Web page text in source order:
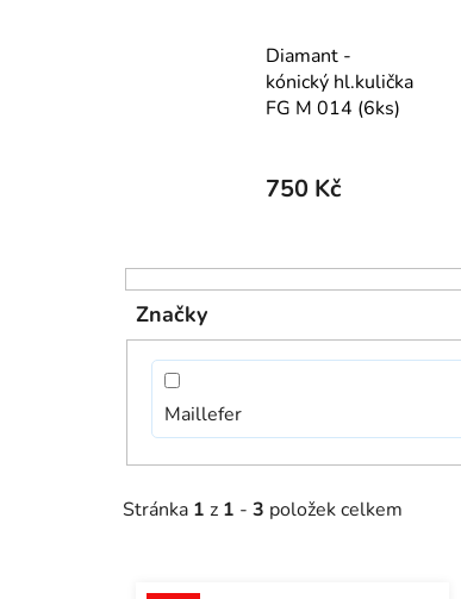
Diamant -
kónický hl.kulička
FG M 014 (6ks)
750 Kč
Stránka 1 z 1 - 3 položek celkem
Značky
Maillefer
V
ý
p
r
o